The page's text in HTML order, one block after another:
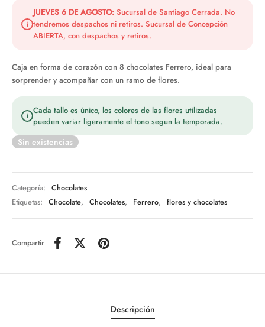
era:
$12.990.
$10.490.
i
JUEVES 6 DE AGOSTO: Sucursal de Santiago Cerrada. No
tendremos despachos ni retiros. Sucursal de Concepción
ABIERTA, con despachos y retiros.
Caja en forma de corazón con 8 chocolates Ferrero, ideal para
sorprender y acompañar con un ramo de flores.
i Cada tallo es único, los colores de las flores utilizadas
pueden variar ligeramente el tono segun la temporada.
Sin existencias
Categoría:
Chocolates
Etiquetas:
Chocolate, Chocolates, Ferrero, flores y chocolates
Compartir
Descripción